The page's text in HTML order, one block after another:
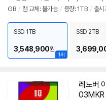
GB / 램 교체: 불가능 / 용량: 1TB / 출
1위
SSD 1TB
3,548,900원
SSD 2TB
레노버
03MKR